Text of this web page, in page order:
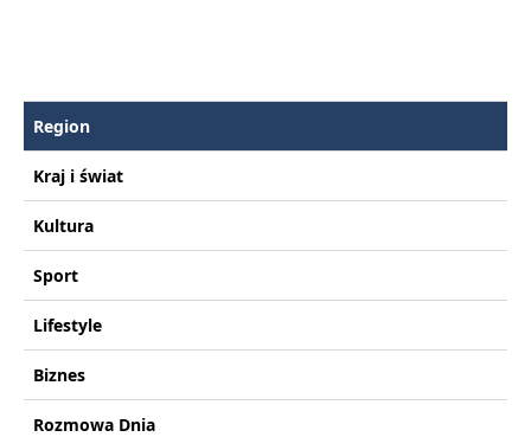
Region
Kraj i świat
Kultura
Sport
Lifestyle
Biznes
Rozmowa Dnia